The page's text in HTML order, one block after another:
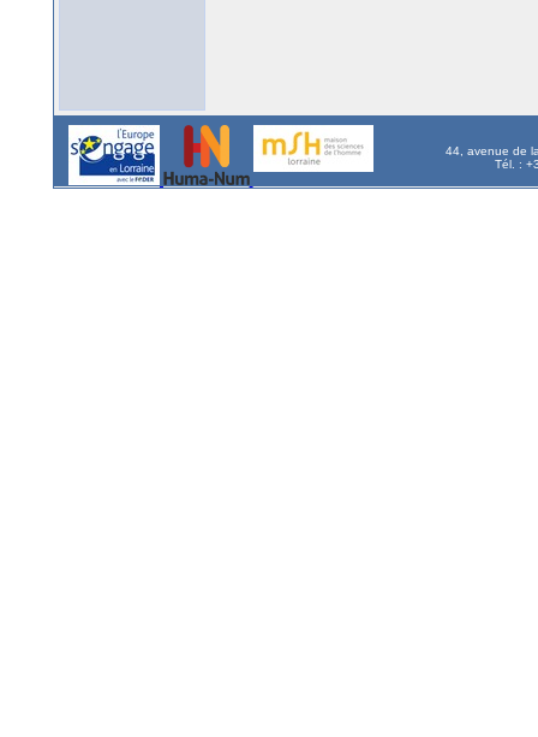
44, avenue de
Tél. :